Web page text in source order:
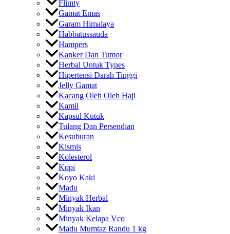
Flimty
Gamat Emas
Garam Himalaya
Habbatussauda
Hampers
Kanker Dan Tumor
Herbal Untuk Types
Hipertensi Darah Tinggi
Jelly Gamat
Kacang Oleh Oleh Haji
Kamil
Kapsul Kutuk
Tulang Dan Persendian
Kesuburan
Kismis
Kolesterol
Kopi
Koyo Kaki
Madu
Minyak Herbal
Minyak Ikan
Minyak Kelapa Vco
Madu Mumtaz Randu 1 kg